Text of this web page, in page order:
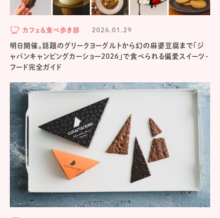
カフェ＆食べ歩き部 2026.01.29
明日開催。話題のグリークヨーグルトから幻の麻婆豆腐まで「ジ
ャパンキャンピングカーショー2026」で食べられる偏愛スイーツ・
フード完全ガイド